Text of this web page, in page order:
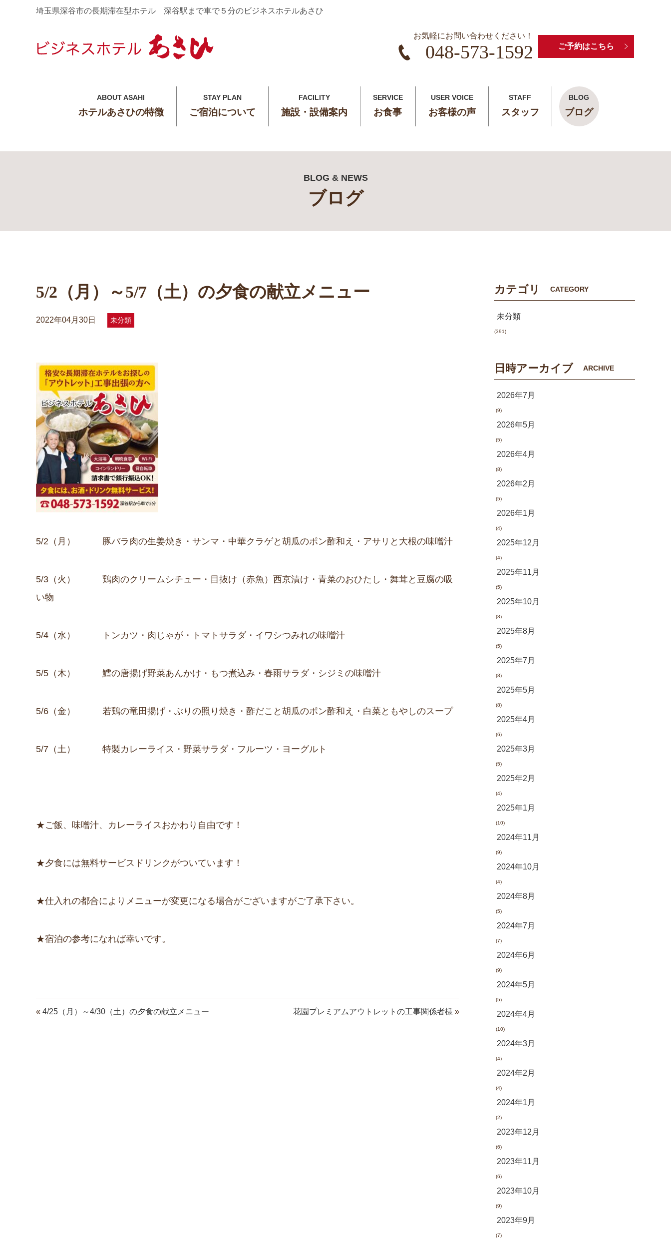
埼玉県深谷市の長期滞在型ホテル 深谷駅まで車で５分のビジネスホテルあさひ
お気軽にお問い合わせください！
048-573-1592 ご予約はこちら
ABOUT ASAHI
ホテルあさひの特徴
STAY PLAN
ご宿泊について
FACILITY
施設・設備案内
SERVICE
お食事
USER VOICE
お客様の声
STAFF
スタッフ
BLOG
ブログ
BLOG & NEWS
ブログ
5/2（月）～5/7（土）の夕食の献立メニュー
2022年04月30日 未分類
5/2（月） 豚バラ肉の生姜焼き・サンマ・中華クラゲと胡瓜のポン酢和え・アサリと大根の味噌汁
5/3（火） 鶏肉のクリームシチュー・目抜け（赤魚）西京漬け・青菜のおひたし・舞茸と豆腐の吸
い物
5/4（水） トンカツ・肉じゃが・トマトサラダ・イワシつみれの味噌汁
5/5（木） 鱈の唐揚げ野菜あんかけ・もつ煮込み・春雨サラダ・シジミの味噌汁
5/6（金） 若鶏の竜田揚げ・ぶりの照り焼き・酢だこと胡瓜のポン酢和え・白菜ともやしのスープ
5/7（土） 特製カレーライス・野菜サラダ・フルーツ・ヨーグルト
★ご飯、味噌汁、カレーライスおかわり自由です！
★夕食には無料サービスドリンクがついています！
★仕入れの都合によりメニューが変更になる場合がございますがご了承下さい。
★宿泊の参考になれば幸いです。
« 4/25（月）～4/30（土）の夕食の献立メニュー 花園プレミアムアウトレットの工事関係者様 »
カテゴリ CATEGORY
未分類
(391)
日時アーカイブ ARCHIVE
2026年7月
(9)
2026年5月
(5)
2026年4月
(8)
2026年2月
(5)
2026年1月
(4)
2025年12月
(4)
2025年11月
(5)
2025年10月
(8)
2025年8月
(5)
2025年7月
(8)
2025年5月
(8)
2025年4月
(6)
2025年3月
(5)
2025年2月
(4)
2025年1月
(10)
2024年11月
(9)
2024年10月
(4)
2024年8月
(5)
2024年7月
(7)
2024年6月
(9)
2024年5月
(5)
2024年4月
(10)
2024年3月
(4)
2024年2月
(4)
2024年1月
(2)
2023年12月
(6)
2023年11月
(6)
2023年10月
(9)
2023年9月
(7)